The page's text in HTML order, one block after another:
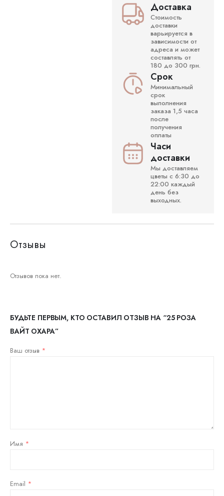
Доставка
Стоимость
доставки
варьируется в
зависимости от
адреса и может
составлять от
180 до 300 грн.
Срок
Минимальный
срок
выполнения
заказа 1,5 часа
после
получения
оплаты
Часи
доставки
Мы доставляем
цветы с 6:30 до
22:00 каждый
день без
выходных.
Отзывы
Отзывов пока нет.
БУДЬТЕ ПЕРВЫМ, КТО ОСТАВИЛ ОТЗЫВ НА “25 РОЗА
ВАЙТ ОХАРА”
Ваш отзыв *
Имя *
Email *